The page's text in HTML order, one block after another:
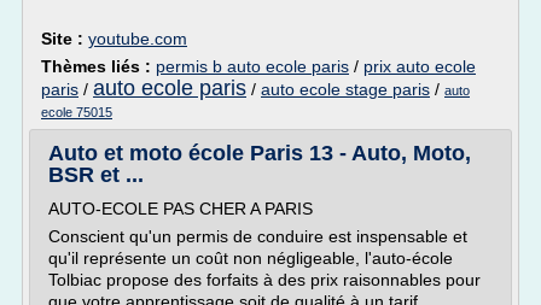
Site : youtube.com
Thèmes liés : permis b auto ecole paris / prix auto ecole
paris / auto ecole paris / auto ecole stage paris / auto
ecole 75015
Auto et moto école Paris 13 - Auto, Moto,
BSR et ...
AUTO-ECOLE PAS CHER A PARIS
Conscient qu'un permis de conduire est inspensable et
qu'il représente un coût non négligeable, l'auto-école
Tolbiac propose des forfaits à des prix raisonnables pour